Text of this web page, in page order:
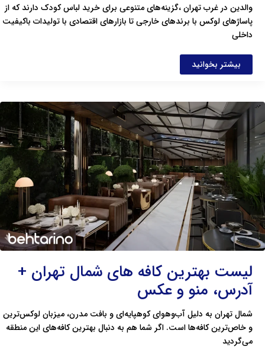
والدین در غرب تهران ،گزینه‌های متنوعی برای خرید لباس کودک دارند که از
پاساژهای لوکس با برندهای خارجی تا بازارهای اقتصادی با تولیدات باکیفیت
داخلی
بیشتر بخوانید
لیست بهترین کافه های شمال تهران +
آدرس، منو و عکس
شمال تهران به دلیل آب‌وهوای کوهپایه‌ای و بافت مدرن، میزبان لوکس‌ترین
و خاص‌ترین کافه‌ها است. اگر شما هم به دنبال بهترین کافه‌های این منطقه
می‌گردید
لیست
بهترین
کافه
های
شمال
تهران
آدرس،
منو
و
عکس